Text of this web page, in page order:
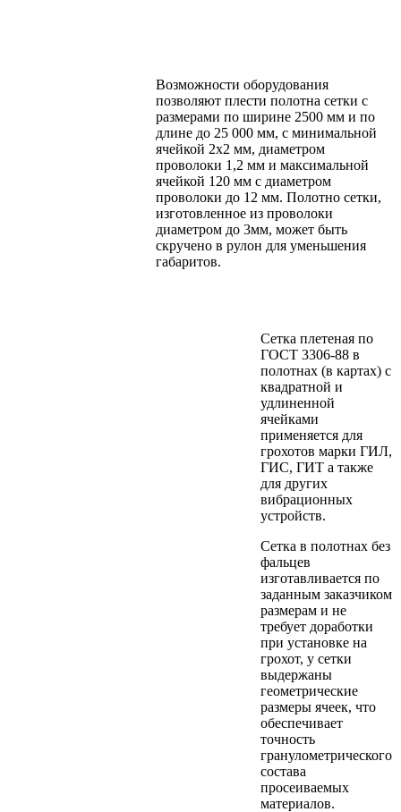
Возможности оборудования
позволяют плести полотна сетки с
размерами по ширине 2500 мм и по
длине до 25 000 мм, с минимальной
ячейкой 2х2 мм, диаметром
проволоки 1,2 мм и максимальной
ячейкой 120 мм с диаметром
проволоки до 12 мм. Полотно сетки,
изготовленное из проволоки
диаметром до 3мм, может быть
скручено в рулон для уменьшения
габаритов.
Сетка плетеная по
ГОСТ 3306-88 в
полотнах (в картах) с
квадратной и
удлиненной
ячейками
применяется для
грохотов марки ГИЛ,
ГИС, ГИТ а также
для других
вибрационных
устройств.
Сетка в полотнах без
фальцев
изготавливается по
заданным заказчиком
размерам и не
требует доработки
при установке на
грохот, у сетки
выдержаны
геометрические
размеры ячеек, что
обеспечивает
точность
гранулометрического
состава
просеиваемых
материалов.